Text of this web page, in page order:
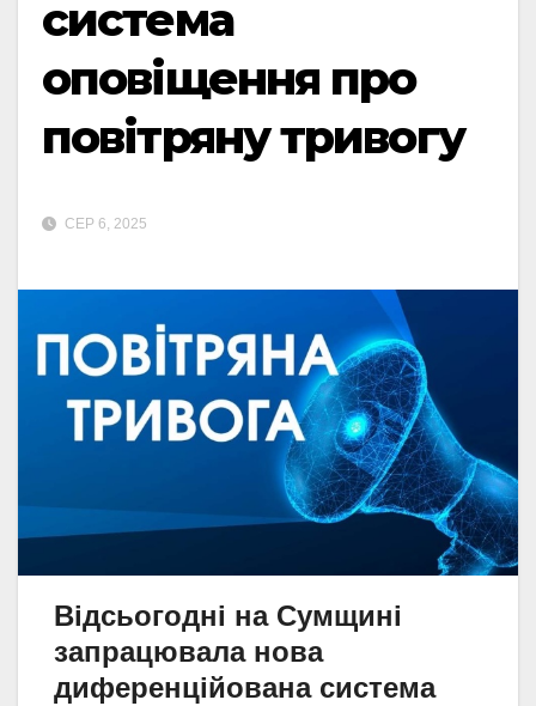
система
оповіщення про
повітряну тривогу
СЕР 6, 2025
Відсьогодні на Сумщині
запрацювала нова
диференційована система